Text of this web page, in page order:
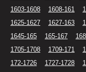
1603-1608
1608-161
1625-1627
1627-163
1645-165
165-167
1705-1708
1709-171
172-1726
1727-1728